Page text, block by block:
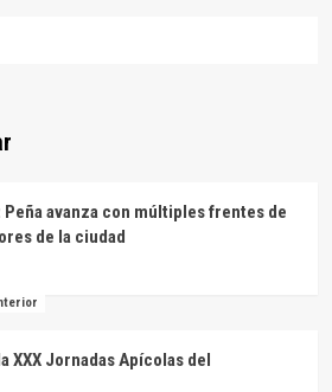
avanza con múltiples frentes de
de la ciudad
XXX Jornadas Apícolas del